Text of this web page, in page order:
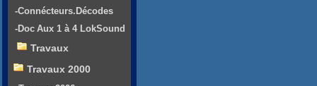
-Connécteurs.Décodes
-Doc Aux 1 à 4 LokSound
Travaux
Travaux 2000